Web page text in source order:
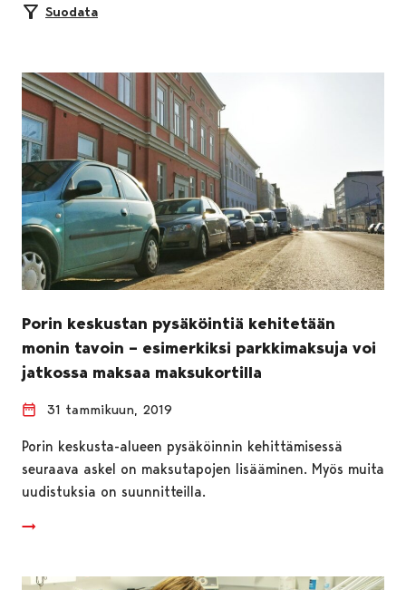
Suodata
Porin keskustan pysäköintiä kehitetään
monin tavoin – esimerkiksi parkkimaksuja voi
jatkossa maksaa maksukortilla
31 tammikuun, 2019
Porin keskusta-alueen pysäköinnin kehittämisessä
seuraava askel on maksutapojen lisääminen. Myös muita
uudistuksia on suunnitteilla.